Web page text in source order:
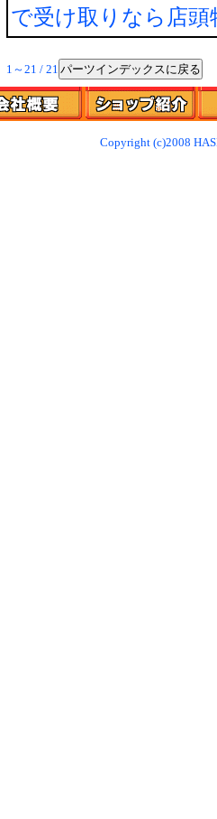
で受け取りなら店頭
1～21 / 21 パーツインデックスに戻る
Copyright (c)2008